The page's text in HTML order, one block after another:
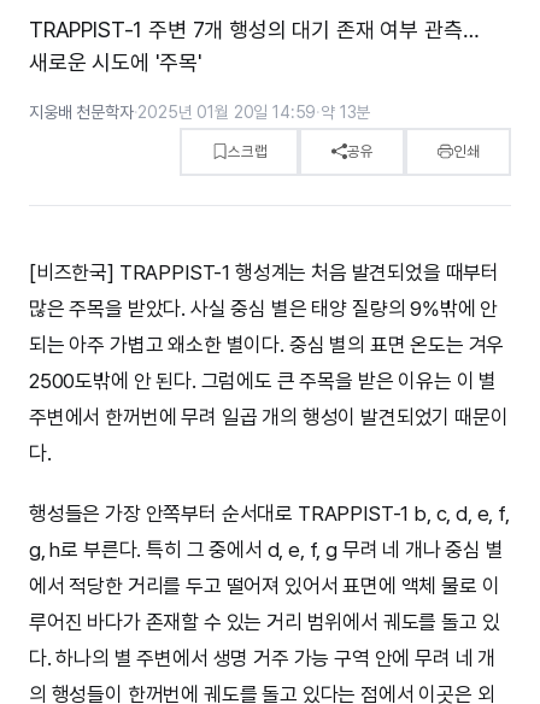
TRAPPIST-1 주변 7개 행성의 대기 존재 여부 관측…
새로운 시도에 '주목'
지웅배 천문학자·2025년 01월 20일 14:59·약 13분
스크랩 공유 인쇄
[비즈한국] TRAPPIST-1 행성계는 처음 발견되었을 때부터
많은 주목을 받았다. 사실 중심 별은 태양 질량의 9%밖에 안
되는 아주 가볍고 왜소한 별이다. 중심 별의 표면 온도는 겨우
2500도밖에 안 된다. 그럼에도 큰 주목을 받은 이유는 이 별
주변에서 한꺼번에 무려 일곱 개의 행성이 발견되었기 때문이
다.
행성들은 가장 안쪽부터 순서대로 TRAPPIST-1 b, c, d, e, f,
g, h로 부른다. 특히 그 중에서 d, e, f, g 무려 네 개나 중심 별
에서 적당한 거리를 두고 떨어져 있어서 표면에 액체 물로 이
루어진 바다가 존재할 수 있는 거리 범위에서 궤도를 돌고 있
다. 하나의 별 주변에서 생명 거주 가능 구역 안에 무려 네 개
의 행성들이 한꺼번에 궤도를 돌고 있다는 점에서 이곳은 외